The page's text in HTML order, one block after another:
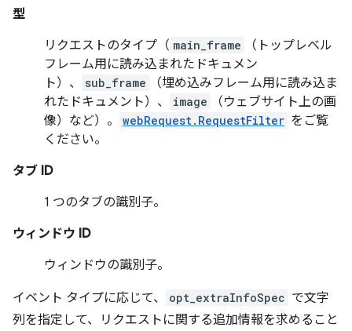
型
リクエストのタイプ（ main_frame
（トップレベル
フレーム用に読み込まれたドキュメン
ト）、
sub_frame
（埋め込みフレーム用に読み込ま
れたドキュメント）、
image
（ウェブサイト上の画
像）など）。
webRequest.RequestFilter をご覧
ください。
タブ ID
1 つのタブの識別子。
ウィンドウ ID
ウィンドウの識別子。
イベント タイプに応じて、 opt_extraInfoSpec で文字
列を指定して、リクエストに関する追加情報を求めること